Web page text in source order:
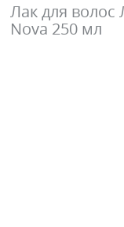
Лак для
Nova 250 мл